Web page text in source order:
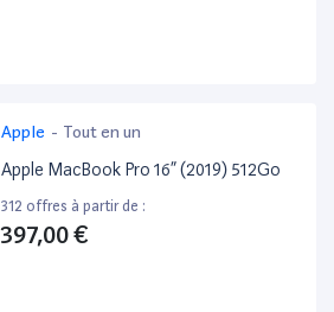
Apple - Tout en un
Apple MacBook Pro 16” (2019) 512Go
312 offres à partir de :
397,00 €